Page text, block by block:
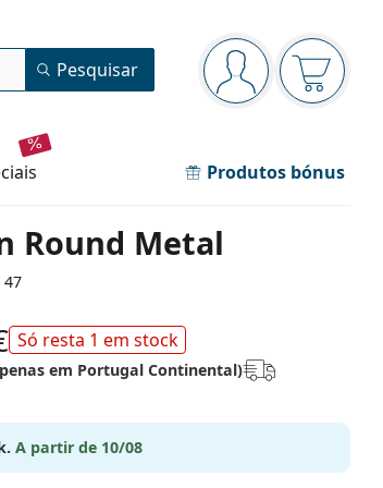
Painel de navegação
está conectado
O cesto
Pesquisar
Produtos bónus
Round Metal
47
Só resta 1 em stock
em Portugal Continental)
A partir de 10/08